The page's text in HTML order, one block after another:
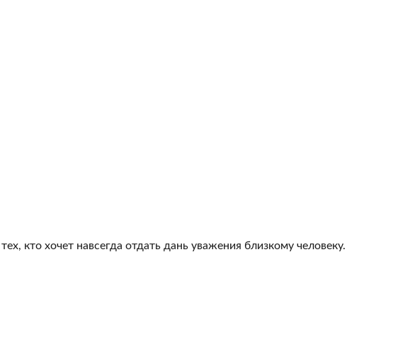
кто хочет навсегда отдать дань уважения близкому человеку.